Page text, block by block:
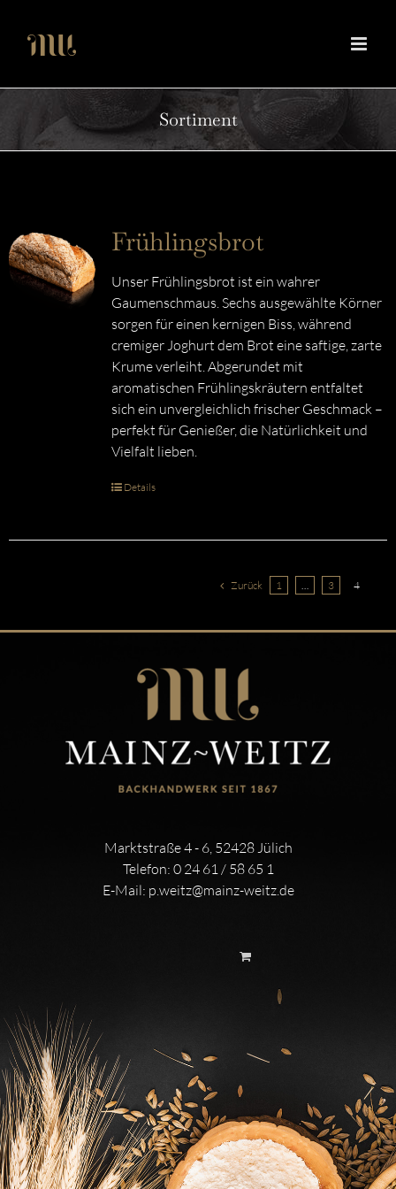
Inhalt
springen
Sortiment
Frühlingsbrot
Unser Frühlingsbrot ist ein wahrer
Gaumenschmaus. Sechs ausgewählte Körner
sorgen für einen kernigen Biss, während
cremiger Joghurt dem Brot eine saftige, zarte
Krume verleiht. Abgerundet mit
aromatischen Frühlingskräutern entfaltet
sich ein unvergleichlich frischer Geschmack –
perfekt für Genießer, die Natürlichkeit und
Vielfalt lieben.
Details
Zurück 1 … 3 4
Marktstraße 4 - 6, 52428 Jülich
Telefon: 0 24 61 / 58 65 1
E-Mail: p.weitz@mainz-weitz.de